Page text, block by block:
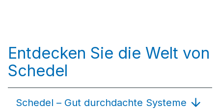
Entdecken Sie die Welt von
Schedel
Schedel – Gut durchdachte Systeme